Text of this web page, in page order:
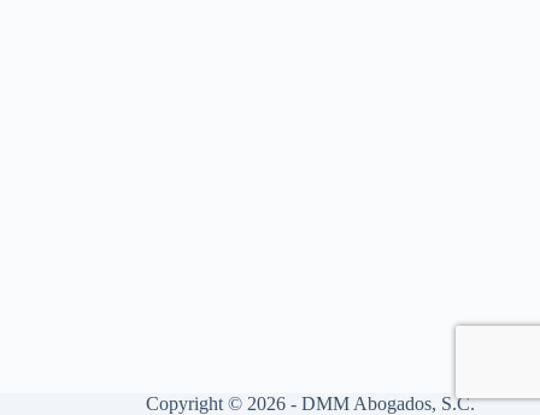
Copyright © 2026 - DMM Abogados, S.C.